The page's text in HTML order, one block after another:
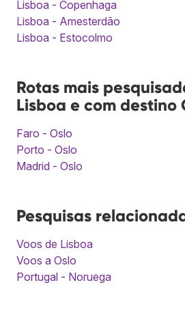
Lisboa - Copenhaga
Lisboa - Amesterdão
Lisboa - Estocolmo
Rotas mais
Lisboa e com destino
Faro - Oslo
Porto - Oslo
Madrid - Oslo
Pesquisas
Voos de Lisboa
Voos a Oslo
Portugal - Noruega